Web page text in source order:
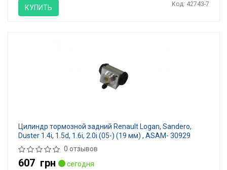
КУПИТЬ Код: 42743-7
Цилиндр тормозной задний Renault Logan, Sandero,
Duster 1.4i, 1.5d, 1.6i, 2.0i (05-) (19 мм) , ASAM- 30929
0 отзывов
607 грн
сегодня